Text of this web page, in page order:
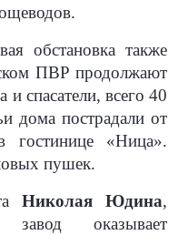
обстановка также
ПВР продолжают
и спасатели, всего 40
дома пострадали от
гостинице «Ница».
пушек.
Николая Юдина,
оказывает